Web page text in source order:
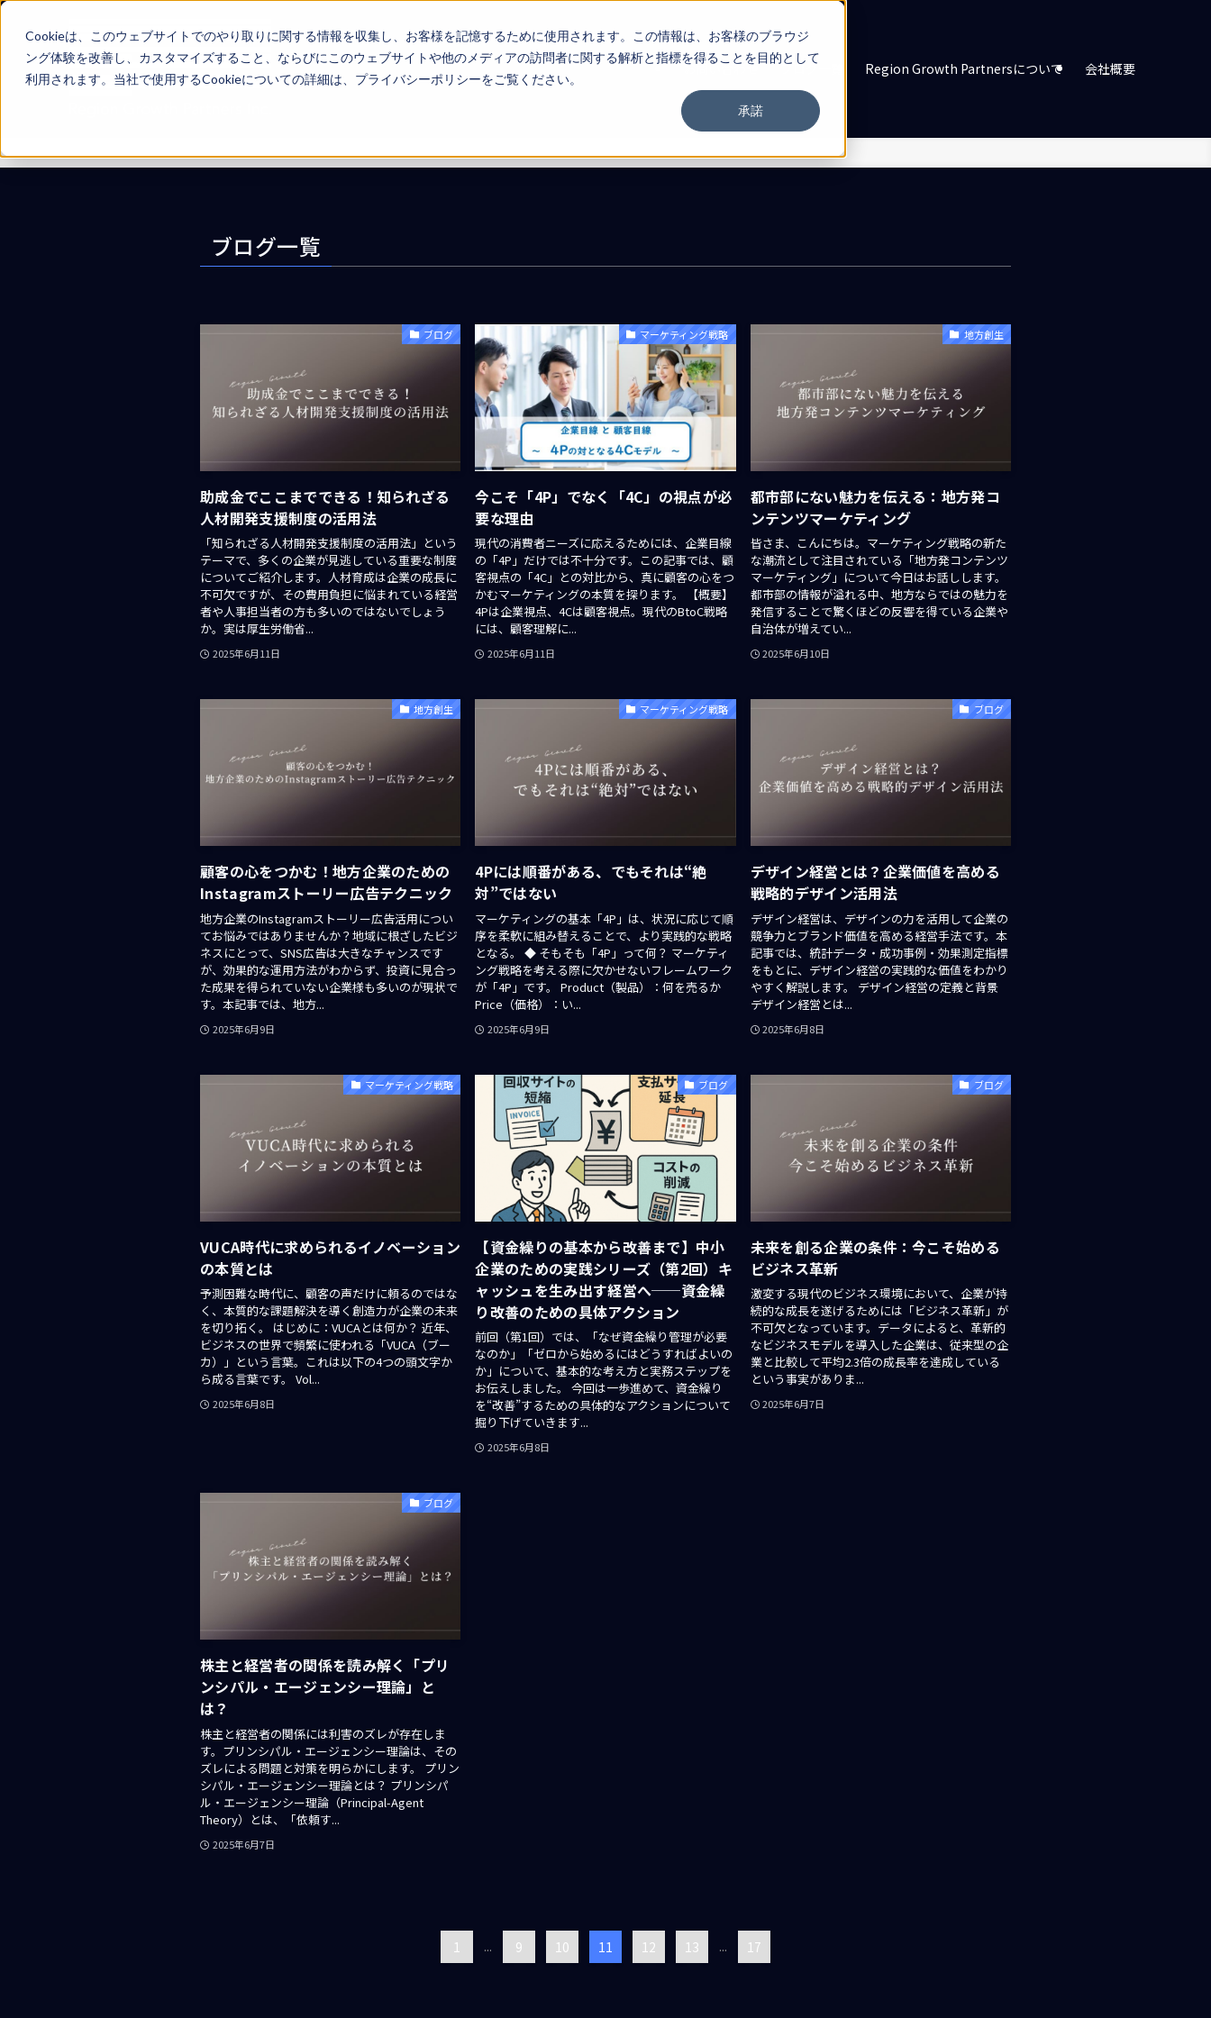
Cookieは、このウェブサイトでのやり取りに関する情報を収集し、お客様を記憶するために使用されます。この情報は、お客様のブラウジ
ング体験を改善し、カスタマイズすること、ならびにこのウェブサイトや他のメディアの訪問者に関する解析と指標を得ることを目的として
利用されます。当社で使用するCookieについての詳細は、プライバシーポリシーをご覧ください。
承諾
お問い合わせ ブログ一覧 Region Growth Partnersについて 会社概要
ブログ一覧
ブログ
助成金でここまでできる！知られざる
人材開発支援制度の活用法
「知られざる人材開発支援制度の活用法」という
テーマで、多くの企業が見逃している重要な制度
についてご紹介します。人材育成は企業の成長に
不可欠ですが、その費用負担に悩まれている経営
者や人事担当者の方も多いのではないでしょう
か。実は厚生労働省...
2025年6月11日
マーケティング戦略
今こそ「4P」でなく「4C」の視点が必
要な理由
現代の消費者ニーズに応えるためには、企業目線
の「4P」だけでは不十分です。この記事では、顧
客視点の「4C」との対比から、真に顧客の心をつ
かむマーケティングの本質を探ります。 【概要】
4Pは企業視点、4Cは顧客視点。現代のBtoC戦略
には、顧客理解に...
2025年6月11日
地方創生
都市部にない魅力を伝える：地方発コ
ンテンツマーケティング
皆さま、こんにちは。マーケティング戦略の新た
な潮流として注目されている「地方発コンテンツ
マーケティング」について今日はお話しします。
都市部の情報が溢れる中、地方ならではの魅力を
発信することで驚くほどの反響を得ている企業や
自治体が増えてい...
2025年6月10日
地方創生
顧客の心をつかむ！地方企業のための
Instagramストーリー広告テクニック
地方企業のInstagramストーリー広告活用につい
てお悩みではありませんか？地域に根ざしたビジ
ネスにとって、SNS広告は大きなチャンスです
が、効果的な運用方法がわからず、投資に見合っ
た成果を得られていない企業様も多いのが現状で
す。本記事では、地方...
2025年6月9日
マーケティング戦略
4Pには順番がある、でもそれは“絶
対”ではない
マーケティングの基本「4P」は、状況に応じて順
序を柔軟に組み替えることで、より実践的な戦略
となる。 ◆ そもそも「4P」って何？ マーケティ
ング戦略を考える際に欠かせないフレームワーク
が「4P」です。 Product（製品）：何を売るか
Price（価格）：い...
2025年6月9日
ブログ
デザイン経営とは？企業価値を高める
戦略的デザイン活用法
デザイン経営は、デザインの力を活用して企業の
競争力とブランド価値を高める経営手法です。本
記事では、統計データ・成功事例・効果測定指標
をもとに、デザイン経営の実践的な価値をわかり
やすく解説します。 デザイン経営の定義と背景
デザイン経営とは...
2025年6月8日
マーケティング戦略
VUCA時代に求められるイノベーション
の本質とは
予測困難な時代に、顧客の声だけに頼るのではな
く、本質的な課題解決を導く創造力が企業の未来
を切り拓く。 はじめに：VUCAとは何か？ 近年、
ビジネスの世界で頻繁に使われる「VUCA（ブー
カ）」という言葉。これは以下の4つの頭文字か
ら成る言葉です。 Vol...
2025年6月8日
ブログ
【資金繰りの基本から改善まで】中小
企業のための実践シリーズ（第2回）キ
ャッシュを生み出す経営へ──資金繰
り改善のための具体アクション
前回（第1回）では、「なぜ資金繰り管理が必要
なのか」「ゼロから始めるにはどうすればよいの
か」について、基本的な考え方と実務ステップを
お伝えしました。 今回は一歩進めて、資金繰り
を“改善”するための具体的なアクションについて
掘り下げていきます...
2025年6月8日
ブログ
未来を創る企業の条件：今こそ始める
ビジネス革新
激変する現代のビジネス環境において、企業が持
続的な成長を遂げるためには「ビジネス革新」が
不可欠となっています。データによると、革新的
なビジネスモデルを導入した企業は、従来型の企
業と比較して平均2.3倍の成長率を達成している
という事実がありま...
2025年6月7日
ブログ
株主と経営者の関係を読み解く「プリ
ンシパル・エージェンシー理論」と
は？
株主と経営者の関係には利害のズレが存在しま
す。プリンシパル・エージェンシー理論は、その
ズレによる問題と対策を明らかにします。 プリン
シパル・エージェンシー理論とは？ プリンシパ
ル・エージェンシー理論（Principal-Agent
Theory）とは、「依頼す...
2025年6月7日
1 ... 9 10 11 12 13 ... 17